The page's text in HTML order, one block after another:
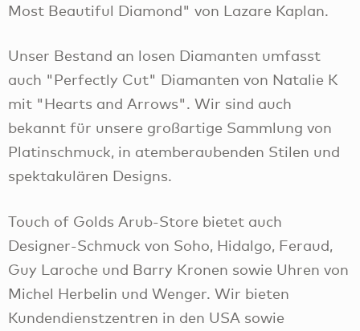
Most Beautiful Diamond" von Lazare Kaplan.
Unser Bestand an losen Diamanten umfasst
auch "Perfectly Cut" Diamanten von Natalie K
mit "Hearts and Arrows". Wir sind auch
bekannt für unsere großartige Sammlung von
Platinschmuck, in atemberaubenden Stilen und
spektakulären Designs.
Touch of Golds Arub-Store bietet auch
Designer-Schmuck von Soho, Hidalgo, Feraud,
Guy Laroche und Barry Kronen sowie Uhren von
Michel Herbelin und Wenger. Wir bieten
Kundendienstzentren in den USA sowie